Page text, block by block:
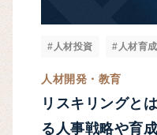
#人材投資 #人材育成
人材開発・教育
リスキリングと
る人事戦略や育